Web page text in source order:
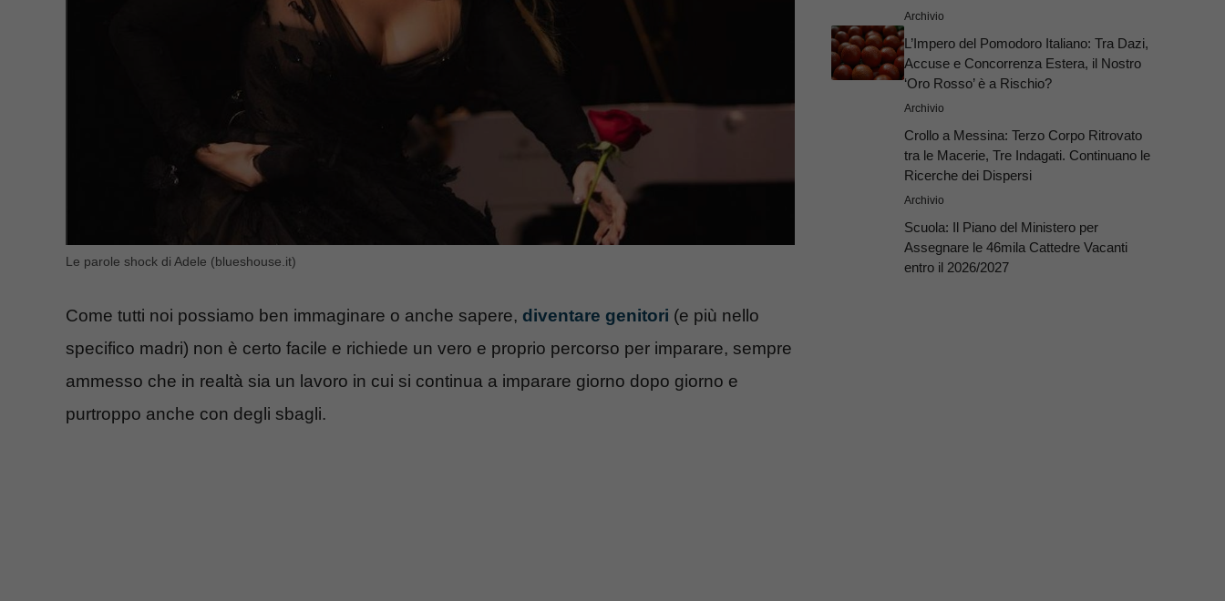
Le parole shock di Adele (blueshouse.it)
Come tutti noi possiamo ben immaginare o anche sapere, diventare genitori (e più nello
specifico madri) non è certo facile e richiede un vero e proprio percorso per imparare, sempre
ammesso che in realtà sia un lavoro in cui si continua a imparare giorno dopo giorno e
purtroppo anche con degli sbagli.
Archivio
L’Impero del Pomodoro Italiano: Tra Dazi,
Accuse e Concorrenza Estera, il Nostro
‘Oro Rosso’ è a Rischio?
Archivio
Crollo a Messina: Terzo Corpo Ritrovato
tra le Macerie, Tre Indagati. Continuano le
Ricerche dei Dispersi
Archivio
Scuola: Il Piano del Ministero per
Assegnare le 46mila Cattedre Vacanti
entro il 2026/2027